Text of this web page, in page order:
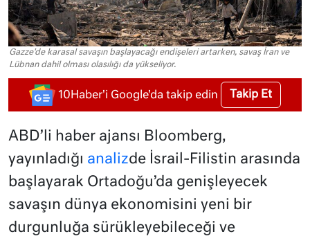
Gazze'de karasal savaşın başlayacağı endişeleri artarken, savaş İran ve
Lübnan dahil olması olasılığı da yükseliyor.
10Haber'i Google'da takip edin Takip Et
ABD’li haber ajansı Bloomberg,
yayınladığı analizde İsrail-Filistin arasında
başlayarak Ortadoğu’da genişleyecek
savaşın dünya ekonomisini yeni bir
durgunluğa sürükleyebileceği ve